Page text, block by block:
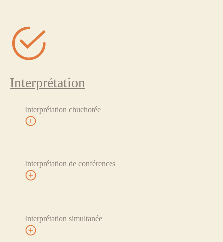
Interprétation
Interprétation chuchotée
Interprétation de conférences
Interprétation simultanée